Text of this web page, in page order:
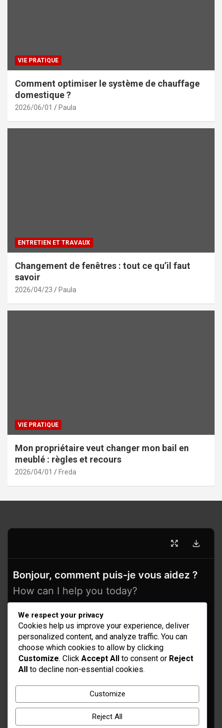
VIE PRATIQUE
Comment optimiser le système de chauffage
domestique ?
2026/06/01 Paula
ENTRETIEN ET TRAVAUX
Changement de fenêtres : tout ce qu’il faut
savoir
2026/04/23 Paula
VIE PRATIQUE
Mon propriétaire veut changer mon bail en
meublé : règles et recours
2026/04/01 Freda
Bonjour, comment puis-je vous aidez ?
How can I help you today?
Idées d’aménagement et déco
Choix d'outillage et de matériaux
We respect your privacy
Cookies help us improve your experience, deliver
personalized content, and analyze traffic. You can
choose which cookies to allow by clicking
Customize. Click Accept All to consent or Reject
All to decline non-essential cookies.
Customize
Reject All